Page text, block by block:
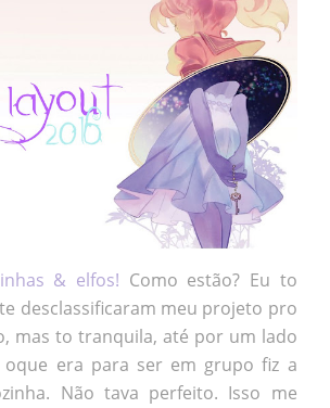
& elfos! Como estão? Eu to
desclassificaram meu projeto pro
mas to tranquila, até por um lado
era para ser em grupo fiz a
Não tava perfeito. Isso me